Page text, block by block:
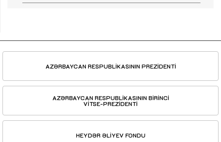
AZƏRBAYCAN RESPUBLİKASININ PREZİDENTİ
AZƏRBAYCAN RESPUBLİKASININ BİRİNCİ
VİTSE-PREZİDENTİ
HEYDƏR ƏLİYEV FONDU